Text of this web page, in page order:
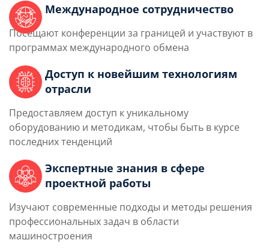
Международное сотрудничество
Посещают конференции за границей и участвуют в
программах международного обмена
Доступ к новейшим технологиям
отрасли
Предоставляем доступ к уникальному
оборудованию и методикам, чтобы быть в курсе
последних тенденций
Экспертные знания в сфере
проектной работы
Изучают современные подходы и методы решения
профессиональных задач в области
машиностроения